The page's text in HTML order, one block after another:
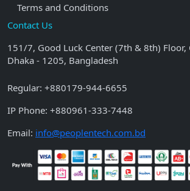
Terms and Conditions
Contact Us
151/7, Good Luck Center (7th & 8th) Floor,
Dhaka - 1205, Bangladesh
Regular: +880179-944-6655
IP Phone: +880961-333-7448
Email: info@peoplentech.com.bd